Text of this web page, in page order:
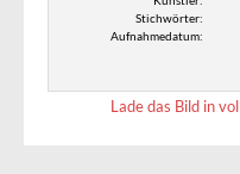
Stichwörter:
Aufnahmedatum:
Lade das Bild in